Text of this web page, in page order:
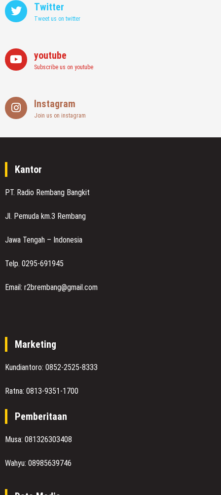
Twitter
Tweet us on twitter
youtube
Subscribe us on youtube
Instagram
Join us on instagram
Kantor
PT. Radio Rembang Bangkit
Jl. Pemuda km.3 Rembang
Jawa Tengah – Indonesia
Telp. 0295-691945
Email: r2brembang@gmail.com
Marketing
Kundiantoro: 0852-2525-8333
Ratna: 0813-9351-1700
Pemberitaan
Musa: 081326303408
Wahyu: 08985639746